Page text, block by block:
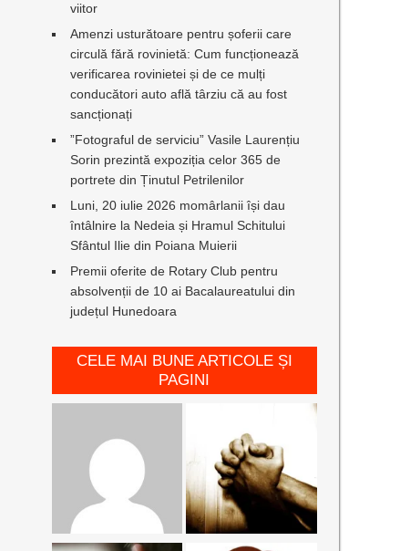
viitor
Amenzi usturătoare pentru șoferii care
circulă fără rovinietă: Cum funcționează
verificarea rovinietei și de ce mulți
conducători auto află târziu că au fost
sancționați
”Fotograful de serviciu” Vasile Laurențiu
Sorin prezintă expoziția celor 365 de
portrete din Ținutul Petrilenilor
Luni, 20 iulie 2026 momârlanii își dau
întâlnire la Nedeia și Hramul Schitului
Sfântul Ilie din Poiana Muierii
Premii oferite de Rotary Club pentru
absolvenții de 10 ai Bacalaureatului din
județul Hunedoara
CELE MAI BUNE ARTICOLE ȘI
PAGINI